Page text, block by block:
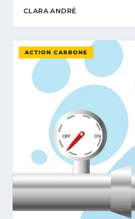
CLARA ANDRÉ
ACTION CARBONE